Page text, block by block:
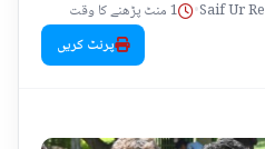
Saif Ur
•
1 منٹ پڑھنے کا وقت
پرنٹ کریں